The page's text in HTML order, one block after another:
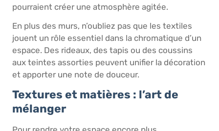
pourraient créer une atmosphère agitée.
En plus des murs, n’oubliez pas que les textiles
jouent un rôle essentiel dans la chromatique d’un
espace. Des rideaux, des tapis ou des coussins
aux teintes assorties peuvent unifier la décoration
et apporter une note de douceur.
Textures et matières : l’art de
mélanger